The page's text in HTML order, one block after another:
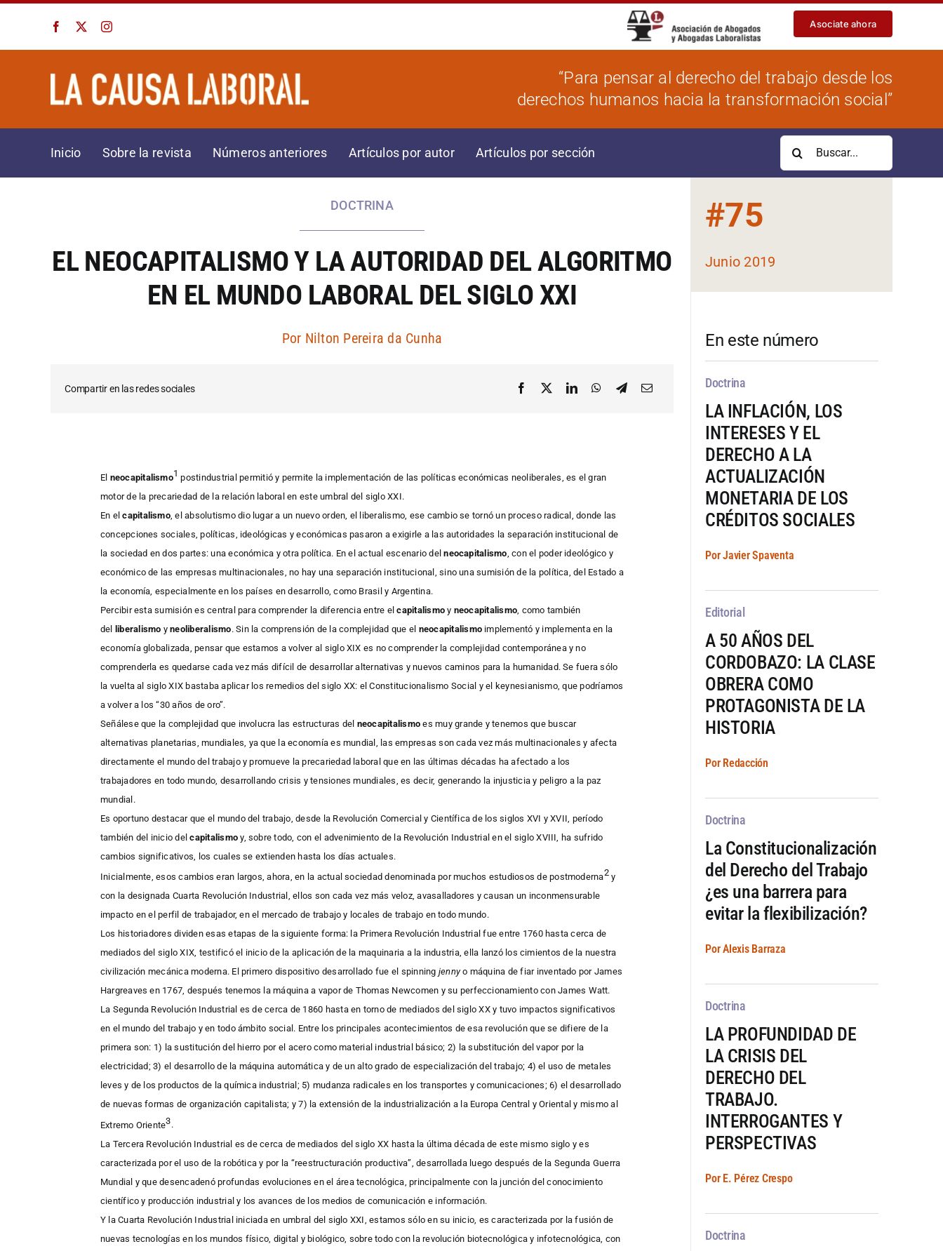
contenido
Asociate ahora
“Para pensar al derecho del trabajo desde los
derechos humanos hacia la transformación social”
Inicio Sobre la revista Números anteriores Artículos por autor Artículos por sección
Buscar:
DOCTRINA
EL NEOCAPITALISMO Y LA AUTORIDAD DEL ALGORITMO
EN EL MUNDO LABORAL DEL SIGLO XXI
Por Nilton Pereira da Cunha
Compartir en las redes sociales
El neocapitalismo1 postindustrial permitió y permite la implementación de las políticas económicas neoliberales, es el gran
motor de la precariedad de la relación laboral en este umbral del siglo XXI.
En elcapitalismo, el absolutismo dio lugar a un nuevo orden, el liberalismo, ese cambio se tornó un proceso radical, donde las
concepciones sociales, políticas, ideológicas y económicas pasaron a exigirle a las autoridades la separación institucional de
la sociedad en dos partes: una económica y otra política. En el actual escenario delneocapitalismo , con el poder ideológico y
económico de las empresas multinacionales, no hay una separación institucional, sino una sumisión de la política, del Estado a
la economía, especialmente en los países en desarrollo, como Brasil y Argentina.
Percibir esta sumisión es central para comprender la diferencia entre elcapitalismo y neocapitalismo , como también
del
liberalismo yneoliberalismo. Sin la comprensión de la complejidad que el neocapitalismo implementó y implementa en la
economía globalizada, pensar que estamos a volver al siglo XIX es no comprender la complejidad contemporánea y no
comprenderla es quedarse cada vez más difícil de desarrollar alternativas y nuevos caminos para la humanidad. Se fuera sólo
la vuelta al siglo XIX bastaba aplicar los remedios del siglo XX: el Constitucionalismo Social y el keynesianismo, que podríamos
a volver a los “30 años de oro”.
Señálese que la complejidad que involucra las estructuras del neocapitalismo es muy grande y tenemos que buscar
alternativas planetarias, mundiales, ya que la economía es mundial, las empresas son cada vez más multinacionales y afecta
directamente el mundo del trabajo y promueve la precariedad laboral que en las últimas décadas ha afectado a los
trabajadores en todo mundo, desarrollando crisis y tensiones mundiales, es decir, generando la injusticia y peligro a la paz
mundial.
Es oportuno destacar que el mundo del trabajo, desde la Revolución Comercial y Científica de los siglos XVI y XVII, período
también del inicio delcapitalismo y, sobre todo, con el advenimiento de la Revolución Industrial en el siglo XVIII, ha sufrido
cambios significativos, los cuales se extienden hasta los días actuales.
Inicialmente, esos cambios eran largos, ahora, en la actual sociedad denominada por muchos estudiosos de postmoderna2y
con la designada Cuarta Revolución Industrial, ellos son cada vez más veloz, avasalladores y causan un inconmensurable
impacto en el perfil de trabajador, en el mercado de trabajo y locales de trabajo en todo mundo.
Los historiadores dividen esas etapas de la siguiente forma: la Primera Revolución Industrial fue entre 1760 hasta cerca de
mediados del siglo XIX, testificó el inicio de la aplicación de la maquinaria a la industria, ella lanzó los cimientos de la nuestra
civilización mecánica moderna. El primero dispositivo desarrollado fue el spinning jennyo máquina de fiar inventado por James
Hargreaves en 1767, después tenemos la máquina a vapor de Thomas Newcomen y su perfeccionamiento con James Watt.
La Segunda Revolución Industrial es de cerca de 1860 hasta en torno de mediados del siglo XX y tuvo impactos significativos
en el mundo del trabajo y en todo ámbito social. Entre los principales acontecimientos de esa revolución que se difiere de la
primera son: 1) la sustitución del hierro por el acero como material industrial básico; 2) la substitución del vapor por la
electricidad; 3) el desarrollo de la máquina automática y de un alto grado de especialización del trabajo; 4) el uso de metales
leves y de los productos de la química industrial; 5) mudanza radicales en los transportes y comunicaciones; 6) el desarrollado
de nuevas formas de organización capitalista; y 7) la extensión de la industrialización a la Europa Central y Oriental y mismo al
Extremo Oriente3.
La Tercera Revolución Industrial es de cerca de mediados del siglo XX hasta la última década de este mismo siglo y es
caracterizada por el uso de la robótica y por la “reestructuración productiva”, desarrollada luego después de la Segunda Guerra
Mundial y que desencadenóprofundas evoluciones en el área tecnológica, principalmente con la junción del conocimiento
científico y producción industrial y los avances de los medios de comunicación e información.
Y la Cuarta Revolución Industrial iniciada en umbral del siglo XXI, estamos sólo en su inicio, es caracterizada por la fusión de
nuevas tecnologías en los mundos físico, digital y biológico, sobre todo con la revolución biotecnológica y infotecnológica, con
#75
Junio 2019
En este número
Doctrina
LA INFLACIÓN, LOS
INTERESES Y EL
DERECHO A LA
ACTUALIZACIÓN
MONETARIA DE LOS
CRÉDITOS SOCIALES
Por Javier Spaventa
Editorial
A 50 AÑOS DEL
CORDOBAZO: LA CLASE
OBRERA COMO
PROTAGONISTA DE LA
HISTORIA
Por Redacción
Doctrina
La Constitucionalización
del Derecho del Trabajo
¿es una barrera para
evitar la flexibilización?
Por Alexis Barraza
Doctrina
LA PROFUNDIDAD DE
LA CRISIS DEL
DERECHO DEL
TRABAJO.
INTERROGANTES Y
PERSPECTIVAS
Por E. Pérez Crespo
Doctrina